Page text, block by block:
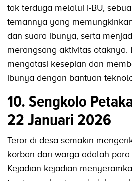
tak terduga melalui i-BU,
temannya yang
dan suara ibunya, serta
merangsang aktivitas otaknya.
mengatasi kesepian dan
ibunya dengan bantuan
10. Sengkolo
22 Januari 2026
Teror di desa semakin
korban dari warga adalah
Kejadian-kejadian